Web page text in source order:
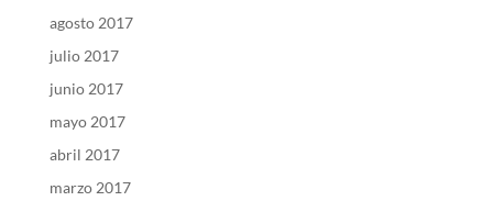
agosto 2017
julio 2017
junio 2017
mayo 2017
abril 2017
marzo 2017